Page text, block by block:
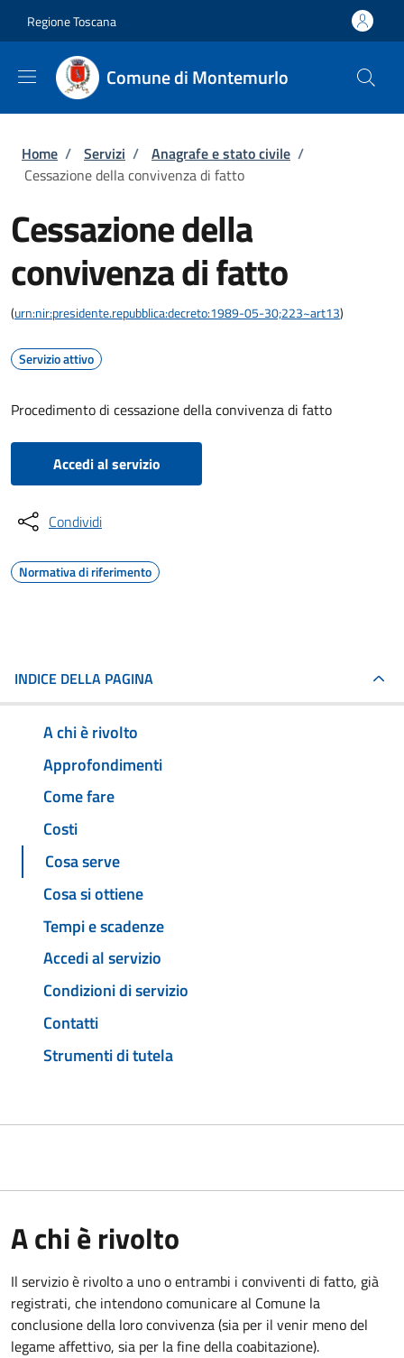
Regione Toscana
Comune di Montemurlo
Briciole di pane
Home / Servizi / Anagrafe e stato civile /
Cessazione della convivenza di fatto
Cessazione della
convivenza di fatto
(urn:nir:presidente.repubblica:decreto:1989-05-30;223~art13)
Servizio attivo
Procedimento di cessazione della convivenza di fatto
Accedi al servizio
Condividi
Normativa di riferimento
INDICE DELLA PAGINA
A chi è rivolto
Approfondimenti
Come fare
Costi
Cosa serve
Cosa si ottiene
Tempi e scadenze
Accedi al servizio
Condizioni di servizio
Contatti
Strumenti di tutela
A chi è rivolto
Il servizio è rivolto a uno o entrambi i conviventi di fatto, già
registrati, che intendono comunicare al Comune la
conclusione della loro convivenza (sia per il venir meno del
legame affettivo, sia per la fine della coabitazione).